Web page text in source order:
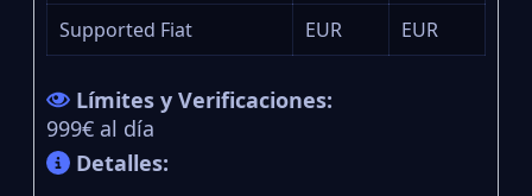
Supported Fiat
EUR EUR
Límites y Verificaciones:
999€ al día
Detalles: